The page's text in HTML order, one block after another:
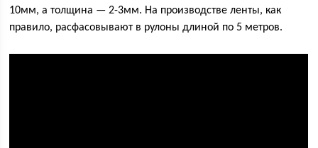
10мм, а толщина — 2-3мм. На производстве ленты, как
правило, расфасовывают в рулоны длиной по 5 метров.